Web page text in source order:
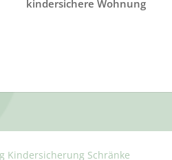
kindersichere Wohnung